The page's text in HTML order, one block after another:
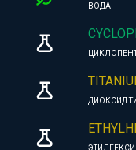
ВОДА
ДИОКСИД